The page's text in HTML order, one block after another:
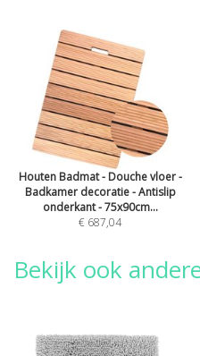
Houten Badmat - Douche vloer -
Badkamer decoratie - Antislip
onderkant - 75x90cm...
€ 687,04
Bekijk ook